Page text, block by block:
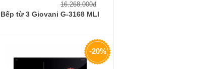
16.268.000đ
Bếp từ 3 Giovani G-3168 MLI
-20%